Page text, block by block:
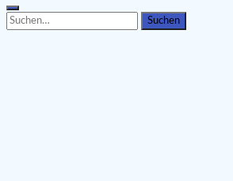
Search
for:
Search